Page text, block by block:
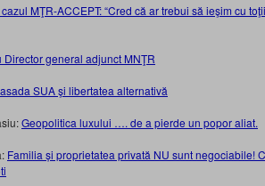
MŢR-ACCEPT: “Cred că ar trebui să ieşim cu
Director general adjunct MNŢR
SUA şi libertatea alternativă
Geopolitica luxului …. de a pierde un poporaliat.
Familia și proprietatea privată NU sunt negociabile!